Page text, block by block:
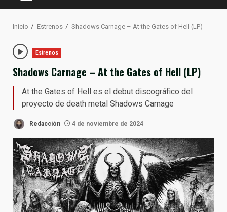
Inicio Estrenos Shadows Carnage – At the Gates of Hell (LP)
Estrenos
Shadows Carnage – At the Gates of Hell (LP)
At the Gates of Hell es el debut discográfico del
proyecto de death metal Shadows Carnage
Redacción 4 de noviembre de 2024